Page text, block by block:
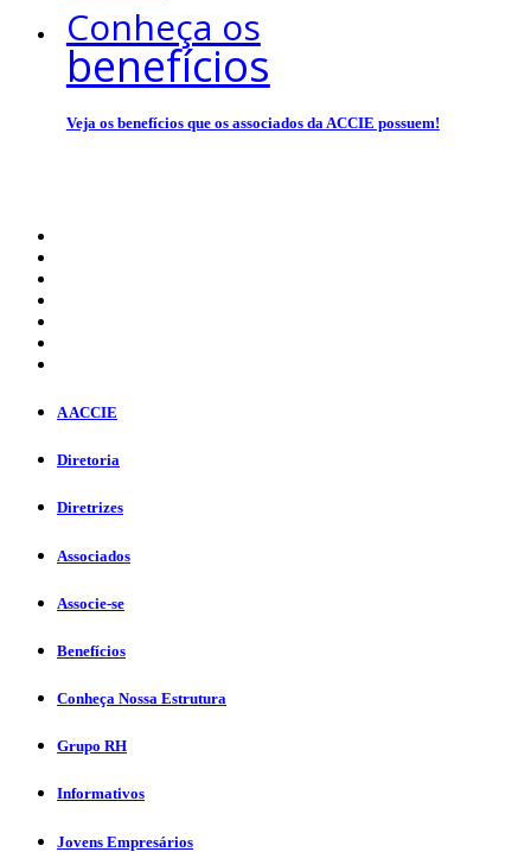
Conheça os
benefícios
Veja os benefícios que os associados da ACCIE possuem!
A ACCIE
Diretoria
Diretrizes
Associados
Associe-se
Benefícios
Conheça Nossa Estrutura
Grupo RH
Informativos
Jovens Empresários